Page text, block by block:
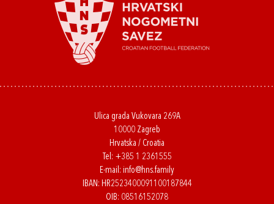
Ulica grada Vukovara 269A
10000 Zagreb
Hrvatska / Croatia
Tel: +385 1 2361555
E-mail: info@hns.family
IBAN: HR2523400091100187844
OIB: 08516152078